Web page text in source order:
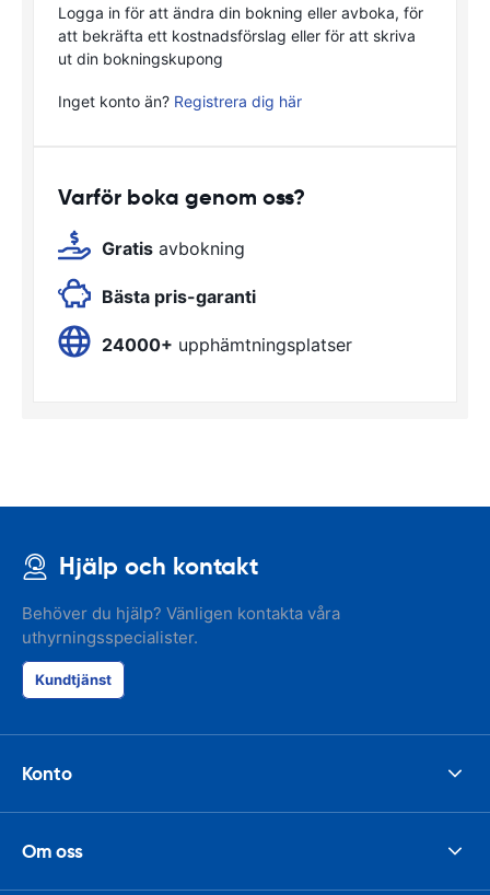
Logga in för att ändra din bokning eller avboka, för
att bekräfta ett kostnadsförslag eller för att skriva
ut din bokningskupong
Inget konto än? Registrera dig här
Varför boka genom oss?
Gratis avbokning
Bästa pris-garanti
24000+ upphämtningsplatser
Hjälp och kontakt
Behöver du hjälp? Vänligen kontakta våra
uthyrningsspecialister.
Kundtjänst
Konto
Om oss